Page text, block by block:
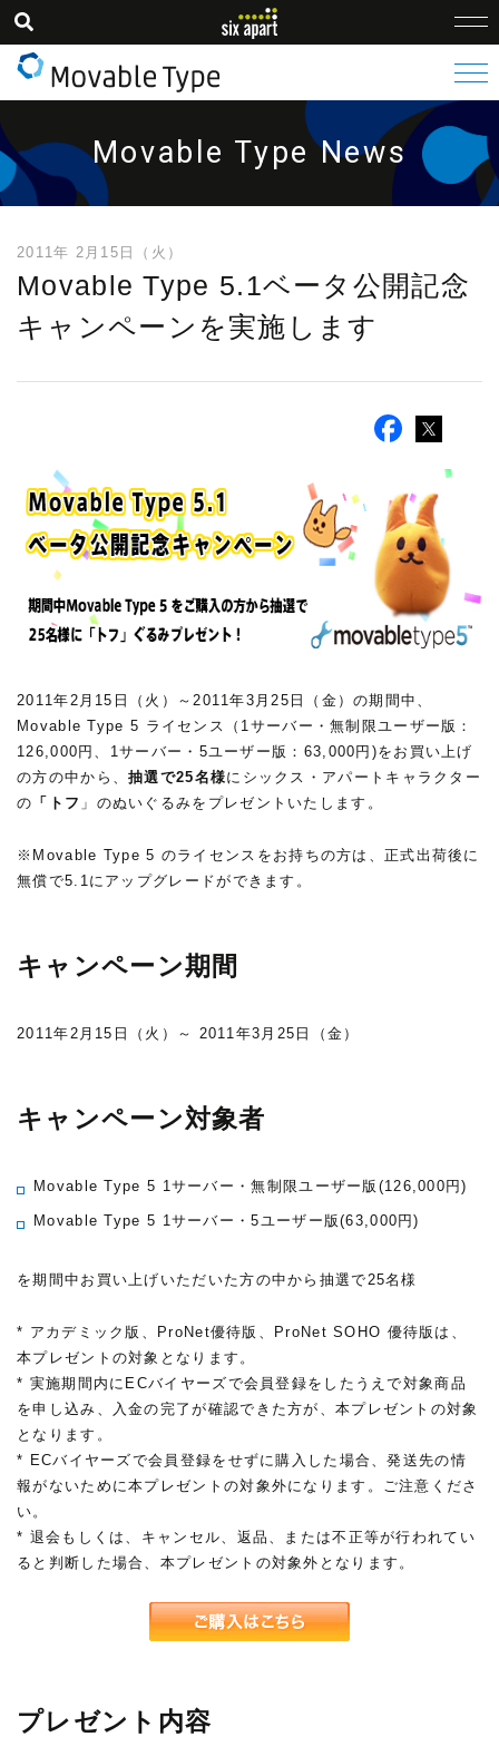
Movable Type News
2011年 2月15日（火）
Movable Type 5.1ベータ公開記念
キャンペーンを実施します
2011年2月15日（火）～2011年3月25日（金）の期間中、
Movable Type 5 ライセンス（1サーバー・無制限ユーザー版：
126,000円、1サーバー・5ユーザー版：63,000円)をお買い上げ
の方の中から、抽選で25名様にシックス・アパートキャラクター
の 「トフ 」のぬいぐるみをプレゼントいたします。
※Movable Type 5 のライセンスをお持ちの方は、正式出荷後に
無償で5.1にアップグレードができます。
キャンペーン期間
2011年2月15日（火）～ 2011年3月25日（金）
キャンペーン対象者
Movable Type 5 1サーバー・無制限ユーザー版(126,000円)
Movable Type 5 1サーバー・5ユーザー版(63,000円)
を期間中お買い上げいただいた方の中から抽選で25名様
* アカデミック版、ProNet優待版、ProNet SOHO 優待版は、
本プレゼントの対象となります。
* 実施期間内にECバイヤーズで会員登録をしたうえで対象商品
を申し込み、入金の完了が確認できた方が、本プレゼントの対象
となります。
* ECバイヤーズで会員登録をせずに購入した場合、発送先の情
報がないために本プレゼントの対象外になります。ご注意くださ
い。
* 退会もしくは、キャンセル、返品、または不正等が行われてい
ると判断した場合、本プレゼントの対象外となります。
プレゼント内容